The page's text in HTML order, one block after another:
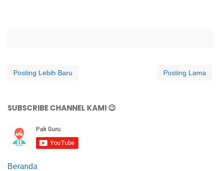
Posting Lebih Baru Posting Lama
SUBSCRIBE CHANNEL KAMI 😉
Beranda